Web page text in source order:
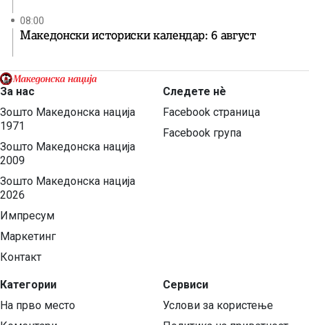
08:00
Македонски историски календар: 6 август
За нас
Зошто Македонска нација
1971
Зошто Македонска нација
2009
Зошто Македонска нација
2026
Импресум
Маркетинг
Контакт
Категории
На прво место
Следете нѐ
Facebook страница
Facebook група
Сервиси
Услови за користење